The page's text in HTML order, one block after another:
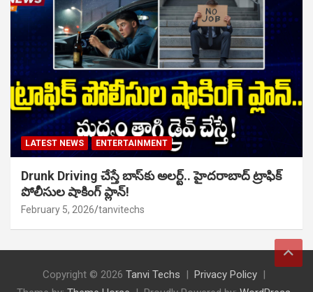
LATEST NEWS ENTERTAINMENT
Drunk Driving చేస్తే బాస్‌కు అలర్ట్.. హైదరాబాద్ ట్రాఫిక్
పోలీసుల షాకింగ్ ప్లాన్!
February 5, 2026 tanvitechs
Copyright © 2026 Tanvi Techs
Privacy Policy